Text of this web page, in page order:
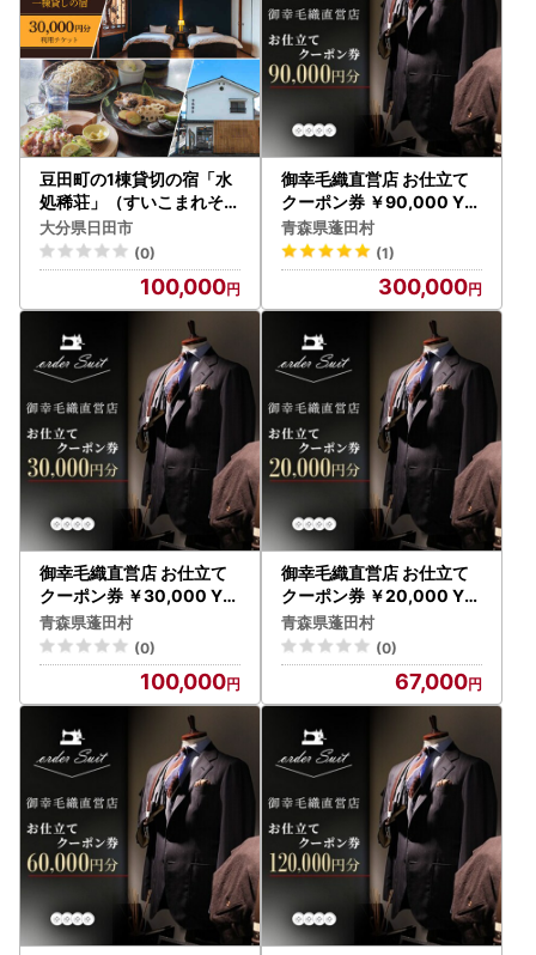
豆田町の1棟貸切の宿「水
処稀荘」（すいこまれそう
）3万円分利用チケット 日
田市 観光 宿泊券 [ARDL0
08]
大分県日田市
(0)
100,000
御幸毛織直営店 お仕立て
クーポン券 ￥90,000 YS
005_旅行券・チケット _
【1593296】
青森県蓬田村
(1)
300,000
御幸毛織直営店 お仕立て
クーポン券 ￥30,000 YS
003_旅行券・チケット _
【1593292】
青森県蓬田村
(0)
100,000
御幸毛織直営店 お仕立て
クーポン券 ￥20,000 YS
002_旅行券・チケット _
【1593289】
青森県蓬田村
(0)
67,000